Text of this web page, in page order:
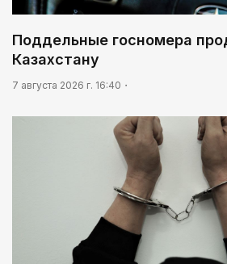
Поддельные госномера
Казахстану
7 августа 2026 г. 16:40